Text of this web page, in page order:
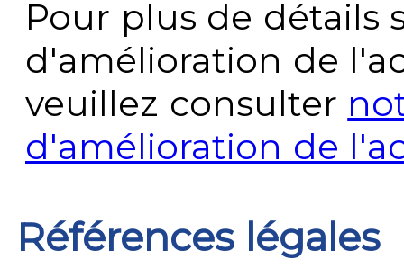
Pour plus de détails
d'amélioration de
veuillez consulter
d'amélioration de
Références légales